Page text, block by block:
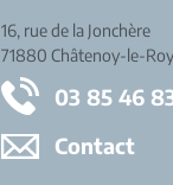
16, rue de la Jonchère
71880 Châtenoy-le-
03 85 46
Contact